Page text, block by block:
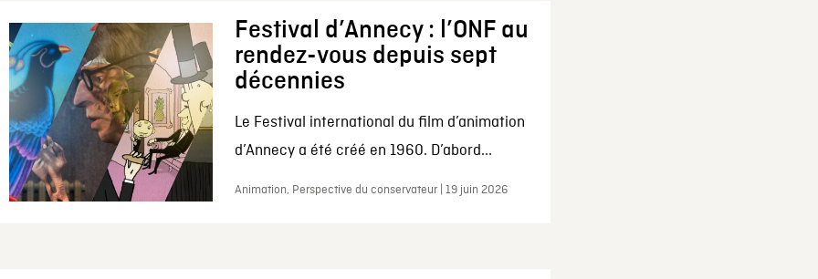
Festival d’Annecy : l’ONF au
rendez-vous depuis sept
décennies
Le Festival international du film d’animation
d’Annecy a été créé en 1960. D’abord...
Animation, Perspective du conservateur | 19 juin 2026